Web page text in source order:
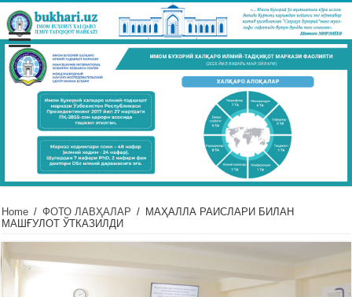
Home / ФОТО ЛАВҲАЛАР / МАҲАЛЛА РАИСЛАРИ БИЛАН
МАШҒУЛОТ ЎТКАЗИЛДИ